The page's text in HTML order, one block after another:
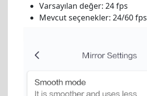
Varsayılan değer: 24 fps
Mevcut seçenekler: 24/60 fps